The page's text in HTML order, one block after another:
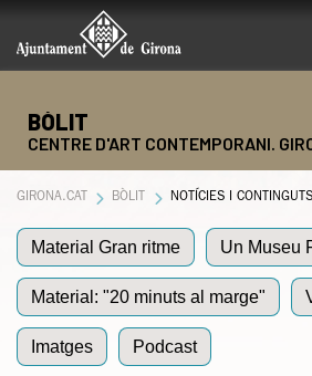
BÒLIT
CENTRE D'ART CONTEMPORANI.
GIRONA.CAT BÒLIT NOTÍCIES I
Material Gran ritme Un Museu
Material: "20 minuts al marge"
Imatges Podcast